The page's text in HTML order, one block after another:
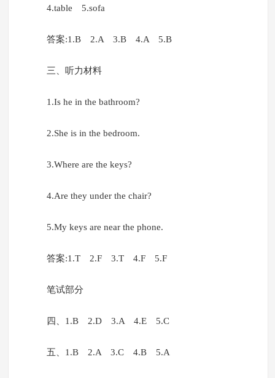
4.table 5.sofa
答案:1.B 2.A 3.B 4.A 5.B
三、听力材料
1.Is he in the bathroom?
2.She is in the bedroom.
3.Where are the keys?
4.Are they under the chair?
5.My keys are near the phone.
答案:1.T 2.F 3.T 4.F 5.F
笔试部分
四、1.B 2.D 3.A 4.E 5.C
五、1.B 2.A 3.C 4.B 5.A